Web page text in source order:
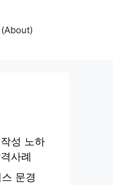
성 노하
사례
문경